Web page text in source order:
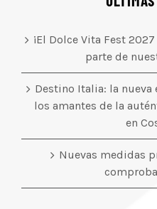
¡El Dolce Vita Fest
parte de
Destino Italia: la nueva
los amantes de la
en
Nuevas medidas